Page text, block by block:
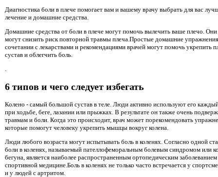
Диагностика боли в плече помогает вам и вашему врачу выбрать для вас
лечение и домашние средства.
Домашние средства от боли в плече могут помочь вылечить ваше плечо.
могут снизить риск повторной травмы плеча.Простые домашние
сочетании с лекарствами и рекомендациями врачей могут помочь укрепить
сустав и облегчить боль.
.
6 типов и чего следует избегать
Колено - самый большой сустав в теле. Люди активно используют его
при ходьбе, беге, лазании или прыжках. В результате он также очень
травмам и боли. Когда это происходит, врач может порекомендовать
которые помогут человеку укрепить мышцы вокруг колена.
Люди любого возраста могут испытывать боль в коленях. Согласно одной
боли в коленях, называемый пателлофеморальным болевым синдромом или
бегуна, является наиболее распространенным ортопедическим заболеванием
спортивной медицине.Боль в коленях не только часто встречается у
и у людей с артритом.